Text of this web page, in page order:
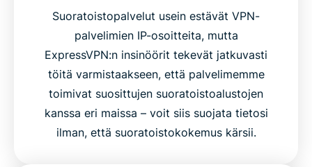
Suoratoistopalvelut usein estävät VPN-
palvelimien IP-osoitteita, mutta
ExpressVPN:n insinöörit tekevät jatkuvasti
töitä varmistaakseen, että palvelimemme
toimivat suosittujen suoratoistoalustojen
kanssa eri maissa – voit siis suojata tietosi
ilman, että suoratoistokokemus kärsii.